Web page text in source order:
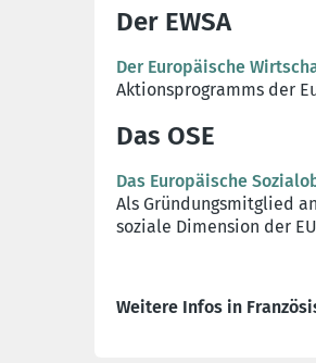
Der EWSA
Der Europäische
Aktionsprogramms der
Das OSE
Das Europäische
Als Gründungsmitglied
soziale Dimension der
Weitere Infos in